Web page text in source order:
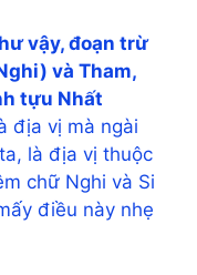
vậy, đoạn trừ
và Tham,
tựu Nhất
địa vị mà ngài
là địa vị thuộc
chữ Nghi và Si
điều này nhẹ